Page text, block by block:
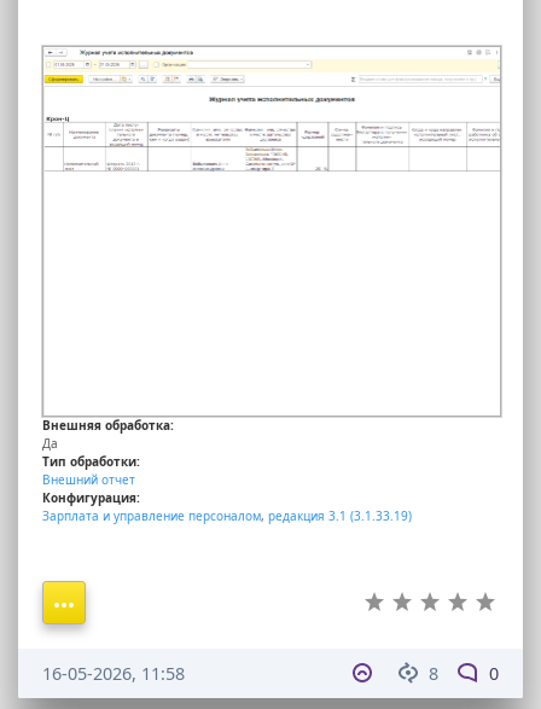
Внешняя обработка:
Да
Тип обработки:
Внешний отчет
Конфигурация:
Зарплата и управление персоналом, редакция 3.1 (3.1.33.19)
8 0
16-05-2026, 11:58